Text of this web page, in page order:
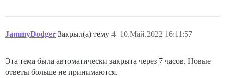
JammyDodger Закрыл(а) тему 10.Май.2022 16:11:57
4
Эта тема была автоматически закрыта через 7 часов. Новые
ответы больше не принимаются.